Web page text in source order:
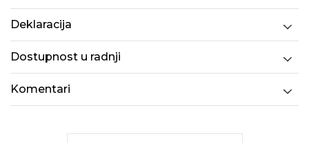
Deklaracija
Dostupnost u radnji
Komentari